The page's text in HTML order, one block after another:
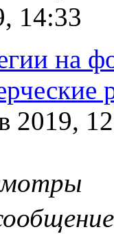
14:33
на
2019,